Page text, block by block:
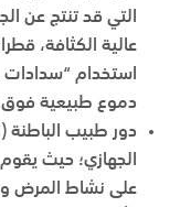
التي قد تنتج عن
عالية الكثافة،
استخدام “سدادات
دموع طبيعية
دور طبيب الباطنة
الجهازي؛ حيث
على نشاط المرض